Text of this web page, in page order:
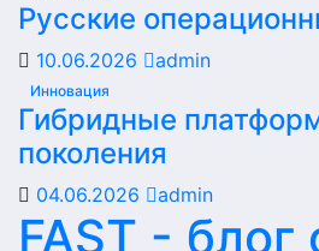
Русские
10.06.2026 admin
Инновация
Гибридные
поколения
04.06.2026 admin
FAST - блог